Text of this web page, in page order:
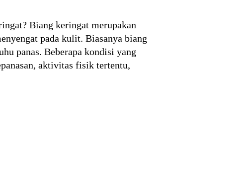
Biang keringat merupakan
pada kulit. Biasanya biang
panas. Beberapa kondisi yang
aktivitas fisik tertentu,